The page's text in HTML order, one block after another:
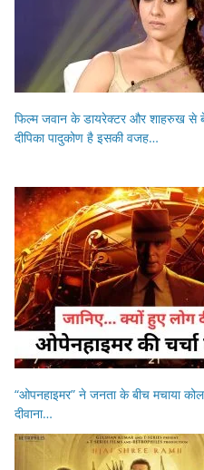
फिल्म जवान के डायरेक्टर और शाहरुख से
दीपिका पादुकोण है इसकी वजह…
“ओपनहाइमर” ने जनता के बीच मचाया
दीवाना…